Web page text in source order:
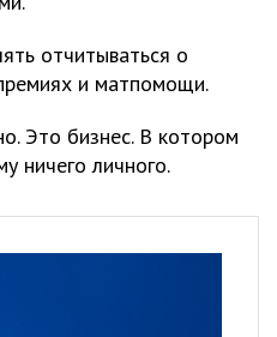
отчитываться о
и матпомощи.
Это бизнес. В котором
ничего личного.